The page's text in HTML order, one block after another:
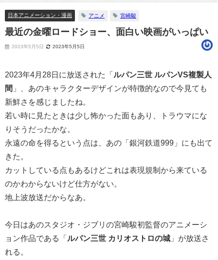
日本アニメーション・漫画 アニメ 宮崎駿
最近の金曜ロードショー、面白い映画がいっぱい
2023年5月5日 2023年5月5日
2023年4月28日に放送された「 ルパン三世 ルパンVS複製人
間 」、あのキャラクターデザインが特徴的なので今見ても
新鮮さを感じましたね。
若い時に見たときは少し怖かった面もあり、トラウマにな
りそうだったかな。
永遠の命を得るという点は、あの「銀河鉄道999」にも出て
きた。
カットしている点もあるけどこれは表現規制から来ている
のかわからないけど仕方がない。
地上波放送だからなあ。
今日はあのスタジオ・ジブリの宮崎駿初監督のアニメーシ
ョン作品である「 ルパン三世 カリオストロの城 」が放送さ
れる。